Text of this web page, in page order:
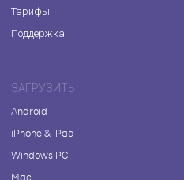
Тарифы
Поддержка
ЗАГРУЗИТЬ
Android
iPhone & iPad
Windows PC
Mac